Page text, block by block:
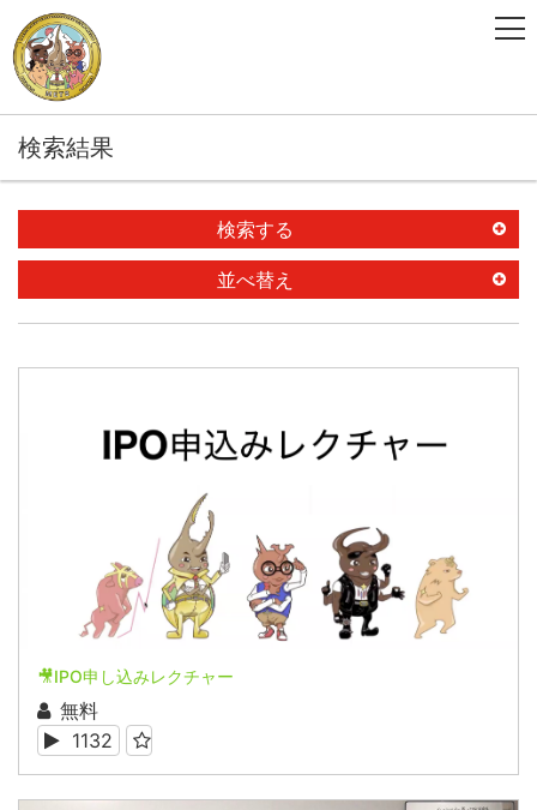
検索結果
検索する
並べ替え
🎥IPO申し込みレクチャー
無料
1132